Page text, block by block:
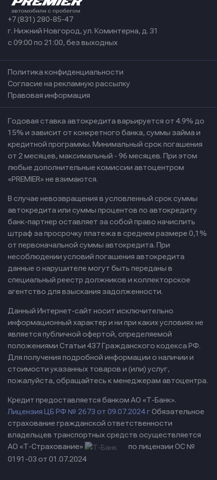
+7 (831) 280-85-47
г. Нижний Новгород, ул. Коминтерна, д. 31
с 09:00 по 21:00, без выходных
Политика конфиденциальности
Согласие на рекламную рассылку
Правовая информация
Годовая ставка автокредита варьируется от 4.9% до
15% и зависит от конкретного банка, суммы займа и
кредитной программы. Минимальный срок погашения
от 2 месяцев, максимальный - 96 месяцев. При этом
любые дополнительные комиссии автоцентром
«PREMIER» не взимаются.
В случае невозвращения в условленный срок суммы
автокредита или суммы процентов по автокредиту
банк-партнер оставляет за собой право начислить
штраф за просрочку платежа в среднем размере 0,1%
от первоначальной суммы автокредита. При
несоблюдении условий погашения автокредита
данные о нарушителе могут быть переданы в
специальный реестр должников и коллекторское
агентство для взыскания задолженности.
Данный Интернет-сайт носит исключительно
информационный характер и ни при каких условиях не
является публичной офертой, определяемой
положениями Статьи 437 Гражданского кодекса РФ.
Для получения подробной информации о наличии и
стоимости указанных товаров и (или) услуг,
пожалуйста, обращайтесь к менеджерам автоцентра.
Кредит предоставляется банком АО «Т-Банк».
Лицензия ЦБ РФ № 2673 от 09.07.2024 гОбязательное
страхование гражданской ответственности
владельцев транспортных средств осуществляется
АО «Т-Страхование»
по лицензии ОС №
0191-03 от 01.07.2024